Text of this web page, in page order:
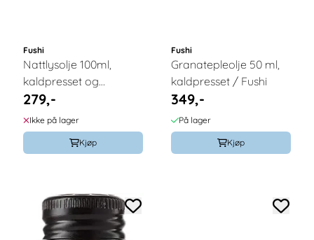
Fushi
Nattlysolje 100ml,
kaldpresset og
økologisk / Fushi
279,-
Ikke på lager
Kjøp
Fushi
Granatepleolje 50 ml,
kaldpresset / Fushi
349,-
På lager
Kjøp